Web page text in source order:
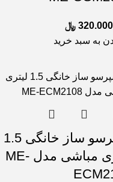
﷼
به سبد خرید
اسپرسو ساز خانگی 1.5
لیتری مباشی مدل ME-